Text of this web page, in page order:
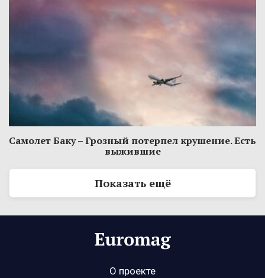
Самолет Баку – Грозный потерпел крушение. Есть
выжившие
Показать ещё
О проекте